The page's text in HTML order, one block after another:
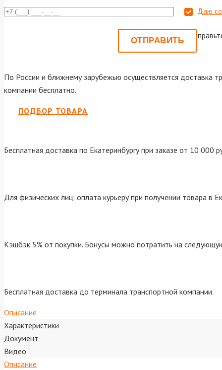
Даю
Или
По России и ближнему зарубежью осуществляется доставка
компании бесплатно.
ПОДБОР ТОВАРА
Бесплатная доставка по Екатеринбургу при заказе от 10 000
Для физических лиц: оплата курьеру при получении товара в
Кэшбэк 5% от покупки. Бонусы можно потратить на
Бесплатная доставка до терминала транспортной компании.
Описание
Характеристики
Документ
Видео
Описание